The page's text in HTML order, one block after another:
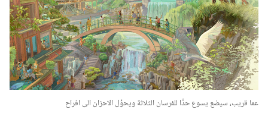
عما قريب،‏ سيضع يسوع حدًّا للفرسان الثلاثة ويحوِّل الاحزان الى افراح